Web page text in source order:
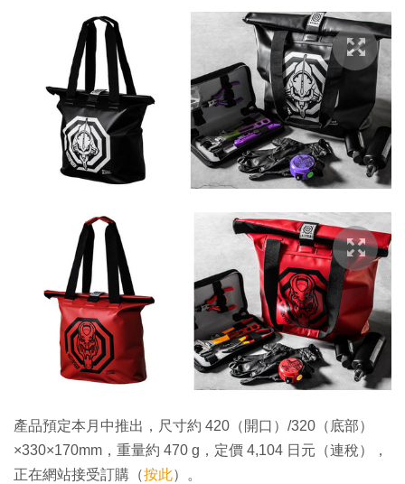
產品預定本月中推出，尺寸約 420（開口）/320（底部）
×330×170mm，重量約 470 g，定價 4,104 日元（連稅），
正在網站接受訂購（按此）。